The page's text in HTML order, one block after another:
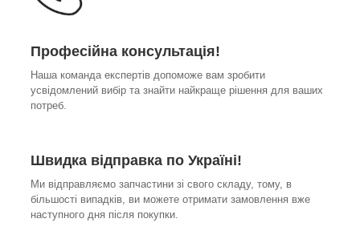
Професійна консультація!
Наша команда експертів допоможе вам зробити
усвідомлений вибір та знайти найкраще рішення для ваших
потреб.
Швидка відправка по Україні!
Ми відправляємо запчастини зі свого складу, тому, в
більшості випадків, ви можете отримати замовлення вже
наступного дня після покупки.